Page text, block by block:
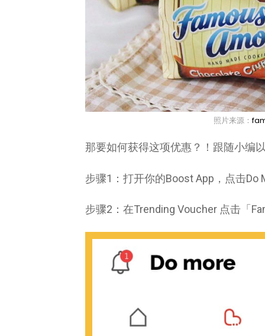
照片来源：
那要如何获得这项优惠？！跟随小编
步骤1：打开你的Boost App，点击Do
步骤2：在Trending Voucher 点击「